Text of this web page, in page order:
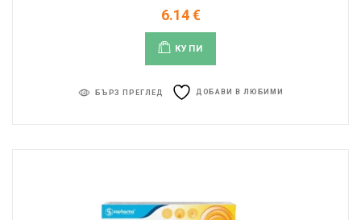
6.14€
КУПИ
БЪРЗ ПРЕГЛЕД ДОБАВИ В ЛЮБИМИ